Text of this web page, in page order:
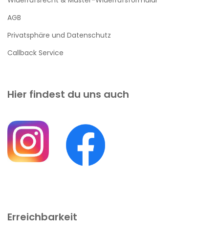
AGB
Privatsphäre und Datenschutz
Callback Service
Hier findest du uns auch
Erreichbarkeit